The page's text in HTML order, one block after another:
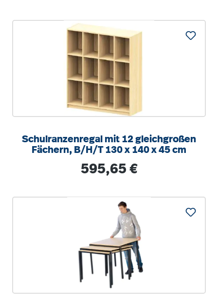
Schulranzenregal mit 12 gleichgroßen
Fächern, B/H/T 130 x 140 x 45 cm
Regulärer Preis:
595,65 €